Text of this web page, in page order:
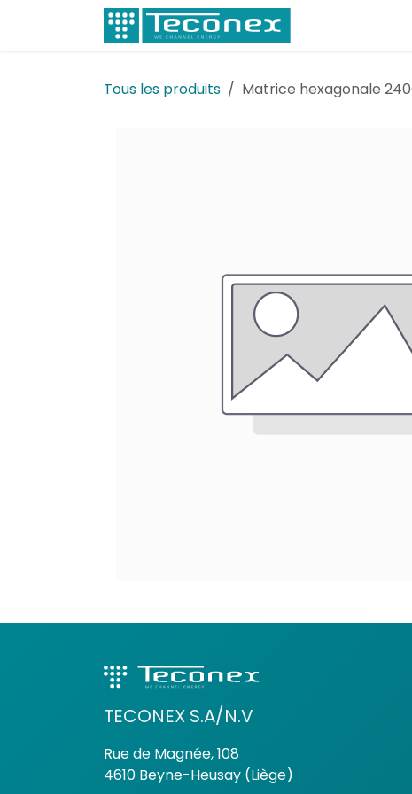
Se rendre au contenu
Tous les produits Matrice hexagonale
TECONEX S.A/N.V
Rue de Magnée, 108
4610 Beyne-Heusay (Liège)